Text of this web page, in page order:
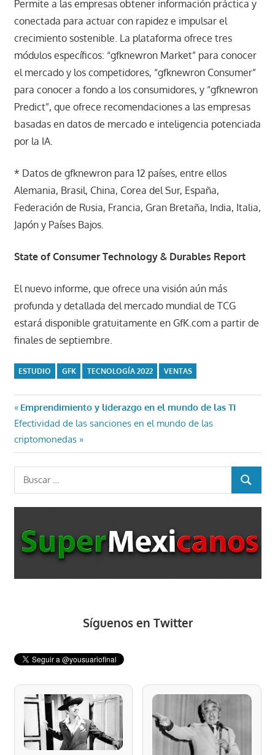
Permite a las empresas obtener información práctica y
conectada para actuar con rapidez e impulsar el
crecimiento sostenible. La plataforma ofrece tres
módulos específicos: “gfknewron Market” para conocer
el mercado y los competidores, “gfknewron Consumer”
para conocer a fondo a los consumidores, y “gfknewron
Predict”, que ofrece recomendaciones a las empresas
basadas en datos de mercado e inteligencia potenciada
por la IA.
* Datos de gfknewron para 12 países, entre ellos
Alemania, Brasil, China, Corea del Sur, España,
Federación de Rusia, Francia, Gran Bretaña, India, Italia,
Japón y Países Bajos.
State of Consumer Technology & Durables Report
El nuevo informe, que ofrece una visión aún más
profunda y detallada del mercado mundial de TCG
estará disponible gratuitamente en GfK.com a partir de
finales de septiembre.
ESTUDIO GFK TECNOLOGÍA 2022 VENTAS
Navegación
de
entradas
Entrada
anterior:
Emprendimiento y liderazgo en el mundo de las TI
Entrada
siguiente:
Efectividad de las sanciones en el mundo de las
criptomonedas
Buscar:
BUSCAR
Síguenos en Twitter